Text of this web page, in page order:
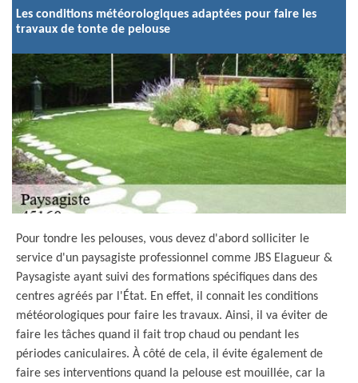
Les conditions météorologiques adaptées pour faire les
travaux de tonte de pelouse
Pour tondre les pelouses, vous devez d'abord solliciter le
service d'un paysagiste professionnel comme JBS Elagueur &
Paysagiste ayant suivi des formations spécifiques dans des
centres agréés par l'État. En effet, il connait les conditions
météorologiques pour faire les travaux. Ainsi, il va éviter de
faire les tâches quand il fait trop chaud ou pendant les
périodes caniculaires. À côté de cela, il évite également de
faire ses interventions quand la pelouse est mouillée, car la